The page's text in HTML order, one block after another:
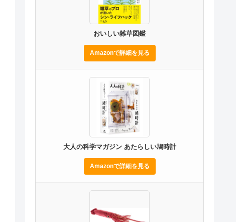
おいしい雑草図鑑
Amazonで詳細を見る
大人の科学マガジン あたらしい鳩時計
Amazonで詳細を見る